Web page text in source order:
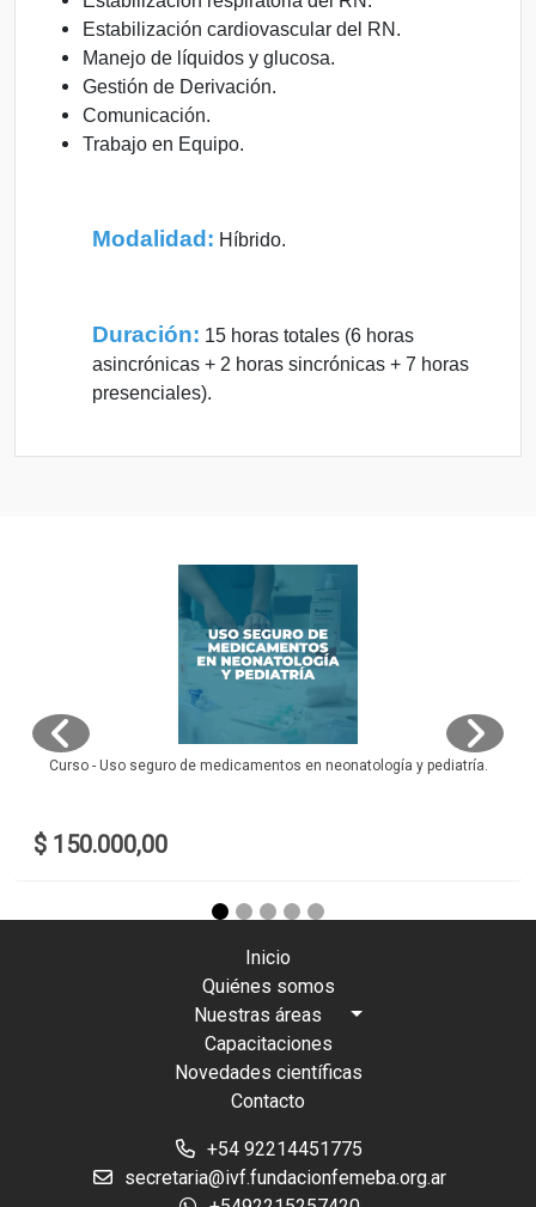
Estabilización cardiovascular del RN.
Manejo de líquidos y glucosa.
Gestión de Derivación.
Comunicación.
Trabajo en Equipo.
Modalidad: Híbrido.
Duración: 15 horas totales (6 horas
asincrónicas + 2 horas sincrónicas + 7 horas
presenciales).
Curso - Uso seguro de medicamentos en neonatología y pediatría.
$ 150.000,00
Inicio
Quiénes somos
Nuestras áreas
Capacitaciones
Novedades científicas
Contacto
+54 92214451775
secretaria@ivf.fundacionfemeba.org.ar